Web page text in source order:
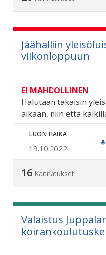
Jäähalliin
viikonloppuun
EI MAHDOLLINEN
Halutaan takaisin
aikaan, niin että
LUONTIAIKA
19.10.2022
16 Kannatukset
Valaistus